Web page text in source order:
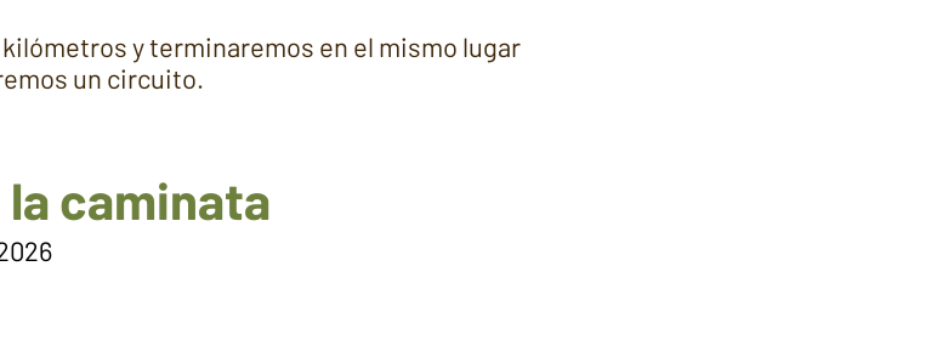
y terminaremos en el mismo lugar
un circuito.
caminata